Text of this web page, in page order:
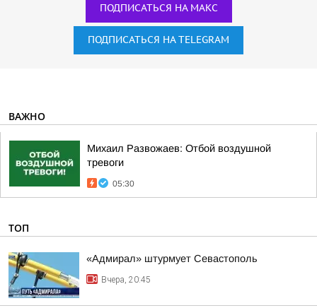
ПОДПИСАТЬСЯ НА МАКС
ПОДПИСАТЬСЯ НА TELEGRAM
ВАЖНО
Михаил Развожаев: Отбой воздушной
тревоги
05:30
ТОП
«Адмирал» штурмует Севастополь
Вчера, 20:45